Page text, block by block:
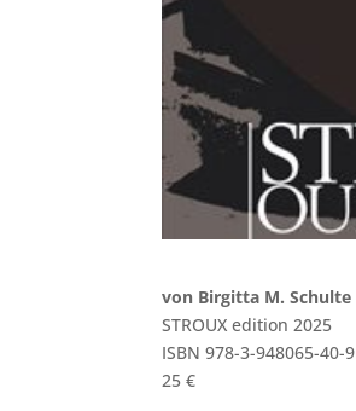
von Birgitta M. Schulte
STROUX edition 2025
ISBN 978-3-948065-40-9
25 €